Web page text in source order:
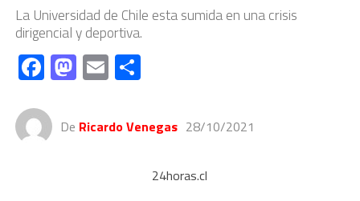
La Universidad de Chile esta sumida en una crisis
dirigencial y deportiva.
Facebook
Mastodon
EmailCompartir
De Ricardo Venegas 28/10/2021
24horas.cl